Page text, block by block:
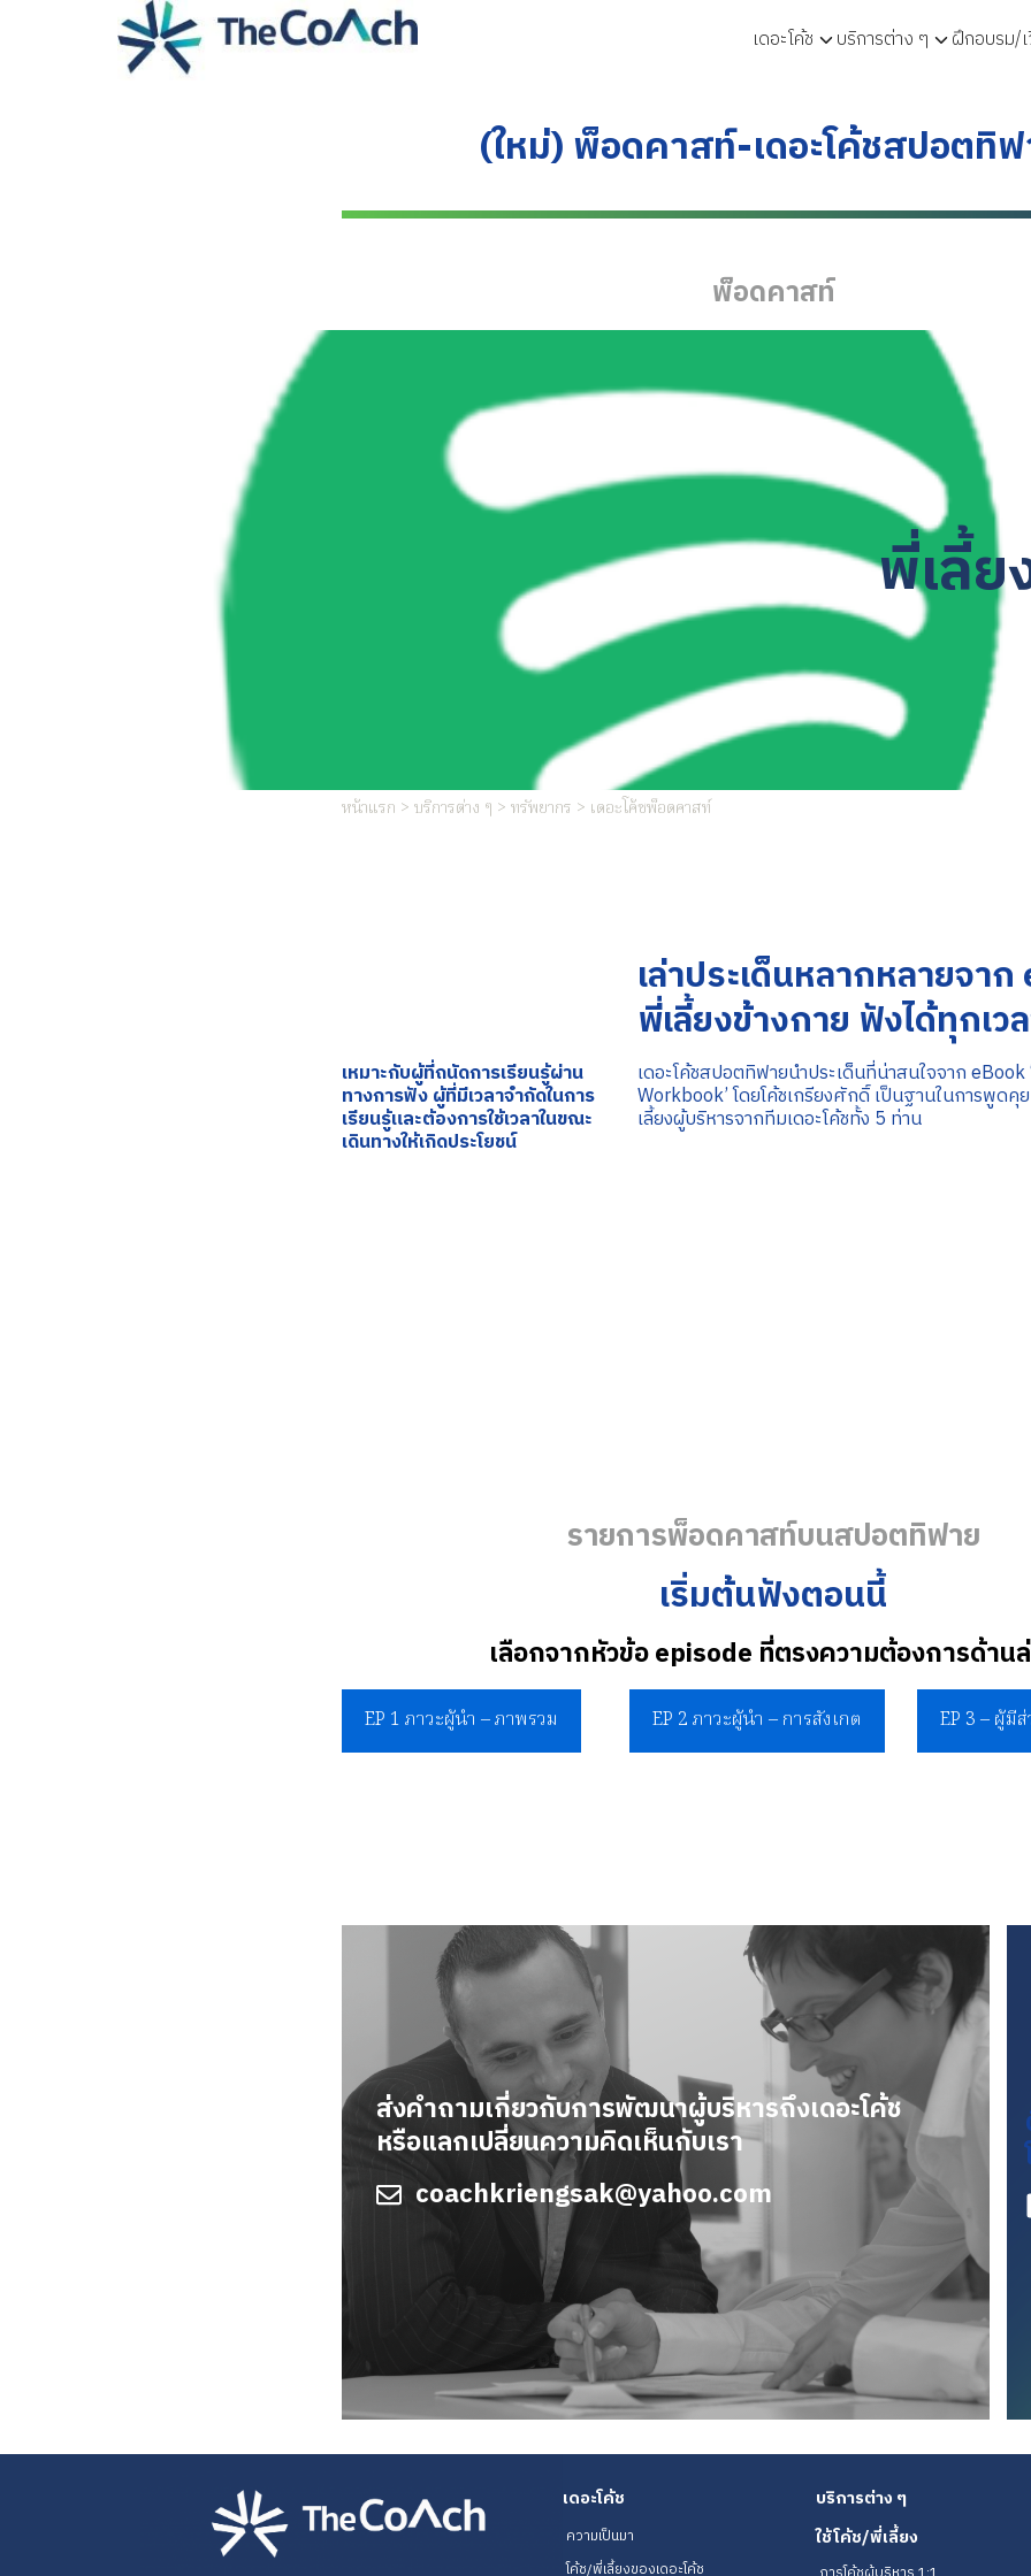
เดอะโค้ช บริการต่าง ๆ ฝึกอบรม/
(ใหม่) พ็อดคาสท์-เดอะโค้ชสปอตทิ
พ็อดคาสท์
พี่เลี้
หน้าแรก > บริการต่าง ๆ > ทรัพยากร > เดอะโค้ชพ็อดคาสท์
เล่าประเด็นหลากหลายจาก
พี่เลี้ยงข้างกาย ฟังได้ทุกเว
เหมาะกับผู้ที่ถนัดการเรียนรู้ผ่าน
ทางการฟัง ผู้ที่มีเวลาจำกัดในการ
เรียนรู้และต้องการใช้เวลาในขณะ
เดินทางให้เกิดประโยชน์
เดอะโค้ชสปอตทิฟายนำประเด็นที่น่าสนใจจาก
Workbook’ โดยโค้ชเกรียงศักดิ์ เป็นฐานในการพูดคุ
เลี้ยงผู้บริหารจากทีมเดอะโค้ชทั้ง 5 ท่าน
รายการพ็อดคาสท์บนสปอตทิฟาย
เริ่มต้นฟังตอนนี้
เลือกจากหัวข้อ episode ที่ตรงความต้องการด้าน
EP 1 ภาวะผู้นำ – ภาพรวม EP 2 ภาวะผู้นำ – การสังเกต EP 3 – ผู้มี
ส่งคำถามเกี่ยวกับการพัฒนาผู้บริหารถึงเดอะโค้ช
หรือแลกเปลี่ยนความคิดเห็นกับเรา
coachkriengsak@yahoo.com
เดอะโค้ช
ความเป็นมา
โค้ช/พี่เลี้ยงของเดอะโค้ช
บริการต่าง ๆ
ใช้โค้ช/พี่เลี้ยง